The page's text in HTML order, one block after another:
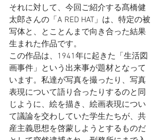
それに対して、今回ご紹介する髙橋健
太郎さんの「A RED HAT」は、特定の被
写体と、とことんまで向き合った結果
生まれた作品です。
この作品は、1941年に起きた「生活図
画事件」という出来事が題材となって
います。私達が写真を撮ったり、写真
表現について語り合ったりするのと同
じように、絵を描き、絵画表現につい
て議論を交わしていた学生たちが、共
産主義思想を啓蒙しようとするものだ